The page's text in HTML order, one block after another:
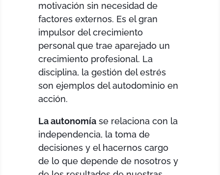
motivación sin necesidad de
factores externos. Es el gran
impulsor del crecimiento
personal que trae aparejado un
crecimiento profesional. La
disciplina, la gestión del estrés
son ejemplos del autodominio en
acción.
La autonomía se relaciona con la
independencia, la toma de
decisiones y el hacernos cargo
de lo que depende de nosotros y